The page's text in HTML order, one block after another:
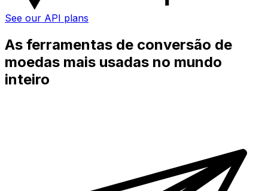
See our API plans
As ferramentas de conversão de
moedas mais usadas no mundo
inteiro